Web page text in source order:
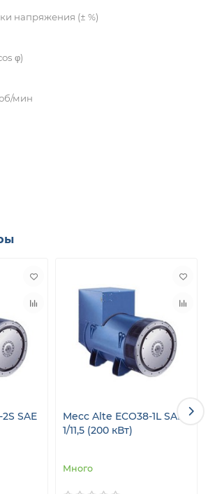
напряжения (± %)
φ)
мин
SAE
Mecc Alte ECO38-1L SAE
1/11,5 (200 кВт)
Много